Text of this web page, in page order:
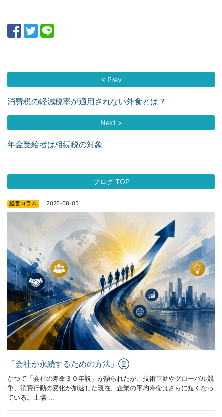
< Prev
消費税の軽減税率が適用されない外食とは？
Next >
年金受給者は相続税の対象
ブログ TOP
経営コラム 2026-08-05
「会社が永続するための方法」②
かつて「会社の寿命３０年説」が語られたが、技術革新やグローバル競
争、消費行動の変化が加速した現在、企業の平均寿命はさらに短くなっ
ている。上場 ...